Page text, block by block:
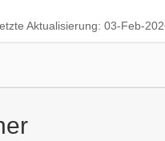
Aktualisierung: 03-Feb-